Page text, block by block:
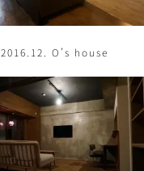
2016.12. O’s house